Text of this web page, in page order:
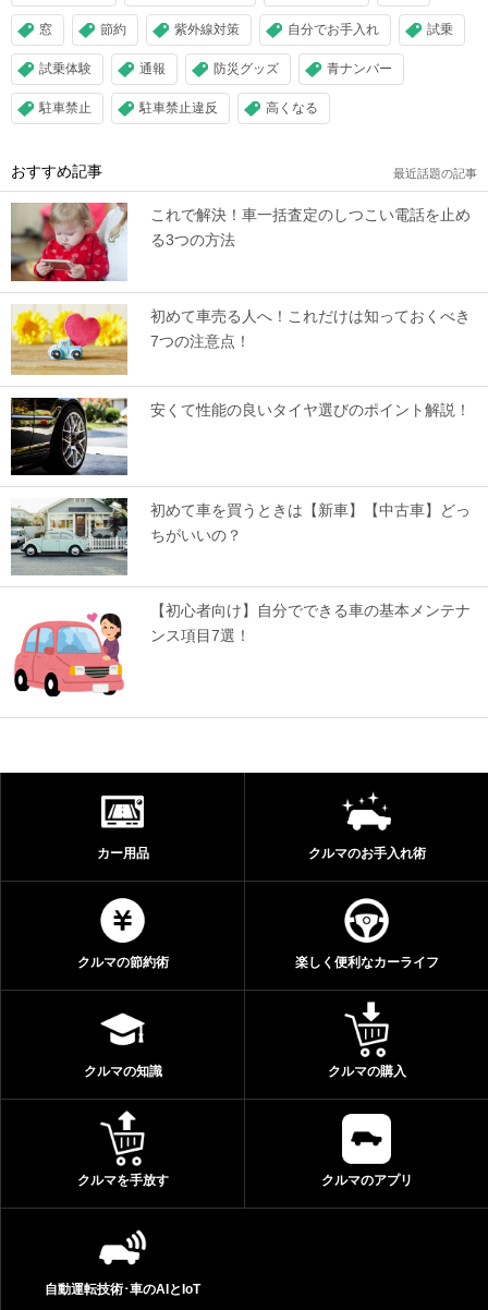
窓 節約 紫外線対策 自分でお手入れ 試乗
試乗体験 通報 防災グッズ 青ナンバー
駐車禁止 駐車禁止違反 高くなる
おすすめ記事 最近話題の記事
これで解決！車一括査定のしつこい電話を止め
る3つの方法
初めて車売る人へ！これだけは知っておくべき
7つの注意点！
安くて性能の良いタイヤ選びのポイント解説！
初めて車を買うときは【新車】【中古車】どっ
ちがいいの？
【初心者向け】自分でできる車の基本メンテナ
ンス項目7選！
カー用品 クルマのお手入れ術
クルマの節約術 楽しく便利なカーライフ
クルマの知識 クルマの購入
クルマを手放す クルマのアプリ
自動運転技術･車のAIとIoT